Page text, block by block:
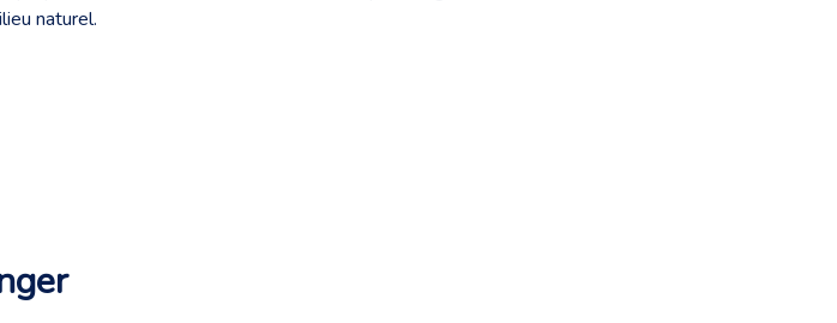
naturel.